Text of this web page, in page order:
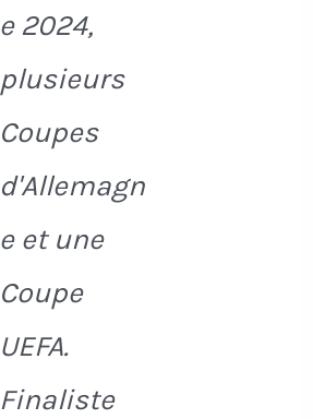
e 2024,
plusieurs
Coupes
d'Allemagn
e et une
Coupe
UEFA.
Finaliste